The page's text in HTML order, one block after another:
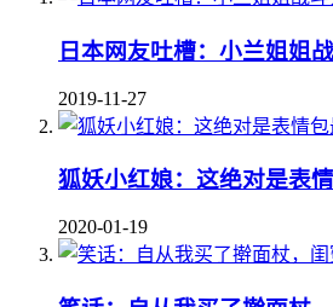
日本网友吐槽：小兰姐姐
2019-11-27
狐妖小红娘：这绝对是表
2020-01-19